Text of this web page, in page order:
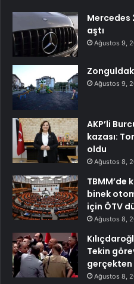
Mercedes
aştı
Ağustos 9,
Ağustos 9,
AKP’li
kazası:
oldu
Ağustos 8,
binek
için ÖTV
Ağustos 8,
Tekin
Ağustos 8,